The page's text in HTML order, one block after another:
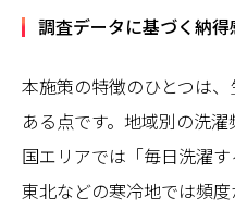
調査データに基づく納
本施策の特徴のひとつは
ある点です。地域別の洗
国エリアでは「毎日洗濯
東北などの寒冷地では頻